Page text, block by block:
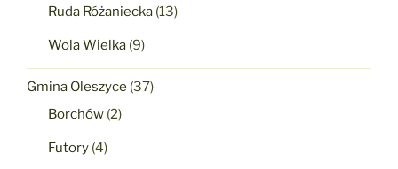
Ruda Różaniecka (13)
Wola Wielka (9)
Gmina Oleszyce (37)
Borchów (2)
Futory (4)